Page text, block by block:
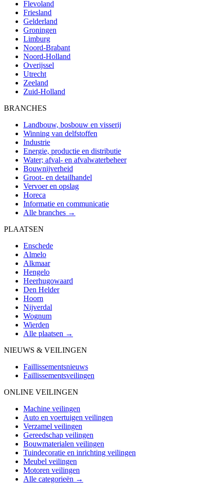
Flevoland
Friesland
Gelderland
Groningen
Limburg
Noord-Brabant
Noord-Holland
Overijssel
Utrecht
Zeeland
Zuid-Holland
BRANCHES
Landbouw, bosbouw en visserij
Winning van delfstoffen
Industrie
Energie, productie en distributie
Water; afval- en afvalwaterbeheer
Bouwnijverheid
Groot- en detailhandel
Vervoer en opslag
Horeca
Informatie en communicatie
Alle branches →
PLAATSEN
Enschede
Almelo
Alkmaar
Hengelo
Heerhugowaard
Den Helder
Hoorn
Nijverdal
Wognum
Wierden
Alle plaatsen →
NIEUWS & VEILINGEN
Faillissementsnieuws
Faillissementsveilingen
ONLINE VEILINGEN
Machine veilingen
Auto en voertuigen veilingen
Verzamel veilingen
Gereedschap veilingen
Bouwmaterialen veilingen
Tuindecoratie en inrichting veilingen
Meubel veilingen
Motoren veilingen
Alle categorieën →